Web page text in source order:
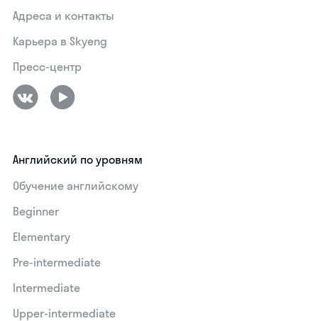
Адреса и контакты
Карьера в Skyeng
Пресс-центр
Английский по уровням
Обучение английскому
Beginner
Elementary
Pre-intermediate
Intermediate
Upper-intermediate